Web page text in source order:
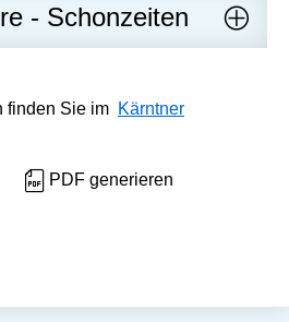
- Schonzeiten
finden Sie im Kärntner
PDF generieren